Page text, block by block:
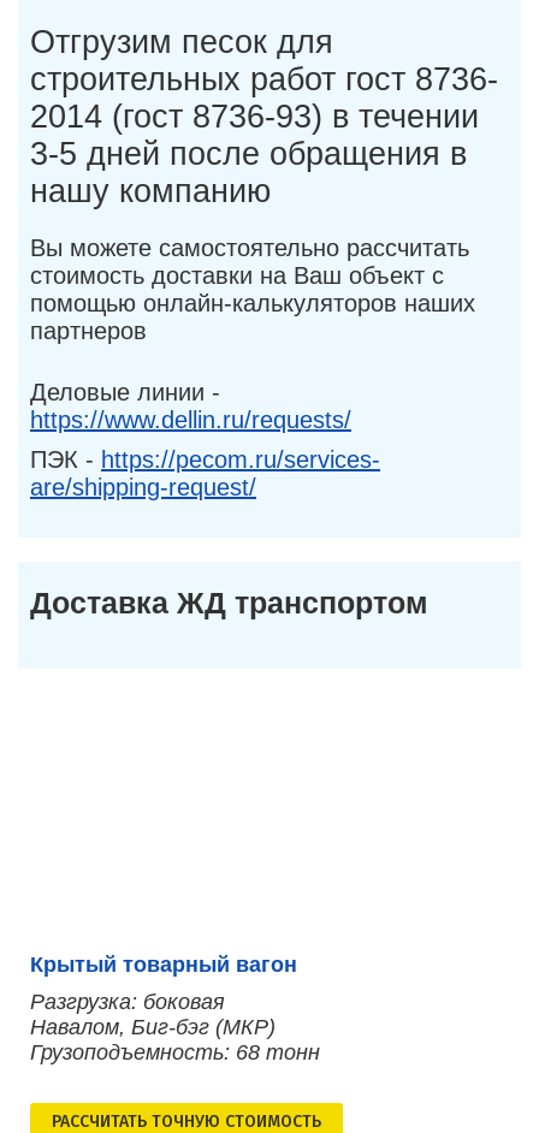
Отгрузим песок для
строительных работ гост 8736-
2014 (гост 8736-93) в течении
3-5 дней после обращения в
нашу компанию
Вы можете самостоятельно рассчитать
стоимость доставки на Ваш объект с
помощью онлайн-калькуляторов наших
партнеров
Деловые линии -
https://www.dellin.ru/requests/
ПЭК - https://pecom.ru/services-
are/shipping-request/
Доставка ЖД транспортом
Крытый товарный вагон
Разгрузка: боковая
Навалом, Биг-бэг (МКР)
Грузоподъемность: 68 тонн
РАСCЧИТАТЬ ТОЧНУЮ СТОИМОСТЬ